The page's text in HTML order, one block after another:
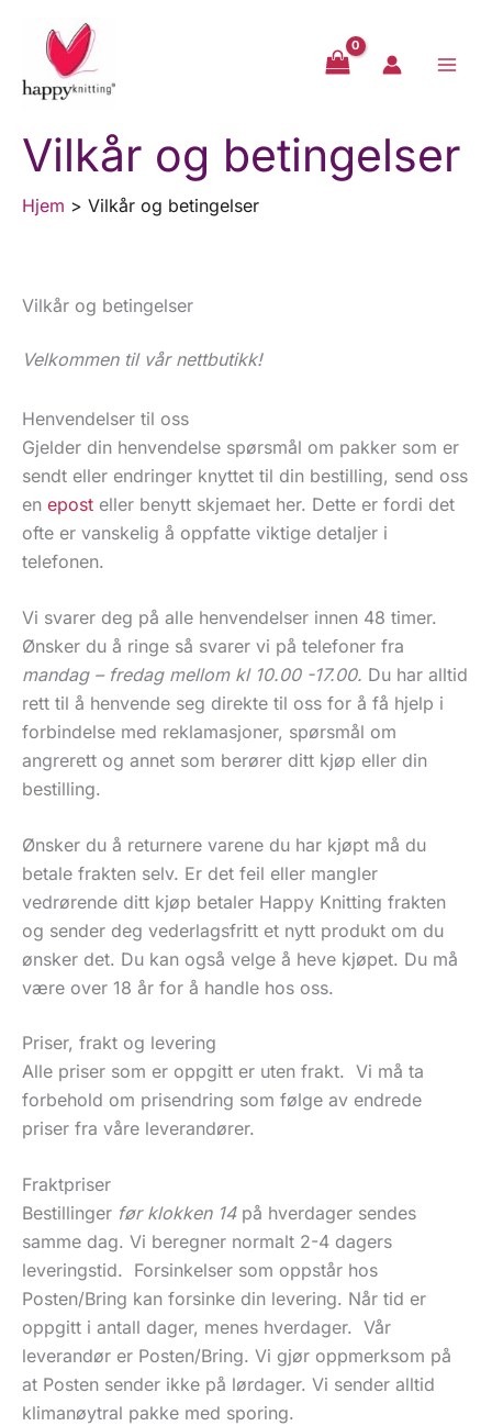
innholdet
Vilkår og betingelser
Hjem Vilkår og betingelser
Vilkår og betingelser
Velkommen til vår nettbutikk!
Henvendelser til oss
Gjelder din henvendelse spørsmål om pakker som er
sendt eller endringer knyttet til din bestilling, send oss
en epost eller benytt skjemaet her. Dette er fordi det
ofte er vanskelig å oppfatte viktige detaljer i
telefonen.
Vi svarer deg på alle henvendelser innen 48 timer.
Ønsker du å ringe så svarer vi på telefoner fra
mandag – fredag mellom kl 10.00 -17.00. Du har alltid
rett til å henvende seg direkte til oss for å få hjelp i
forbindelse med reklamasjoner, spørsmål om
angrerett og annet som berører ditt kjøp eller din
bestilling.
Ønsker du å returnere varene du har kjøpt må du
betale frakten selv. Er det feil eller mangler
vedrørende ditt kjøp betaler Happy Knitting frakten
og sender deg vederlagsfritt et nytt produkt om du
ønsker det. Du kan også velge å heve kjøpet. Du må
være over 18 år for å handle hos oss.
Priser, frakt og levering
Alle priser som er oppgitt er uten frakt. Vi må ta
forbehold om prisendring som følge av endrede
priser fra våre leverandører.
Fraktpriser
Bestillinger før klokken 14på hverdager sendes
samme dag. Vi beregner normalt 2-4 dagers
leveringstid. Forsinkelser som oppstår hos
Posten/Bring kan forsinke din levering. Når tid er
oppgitt i antall dager, menes hverdager. Vår
leverandør er Posten/Bring. Vi gjør oppmerksom på
at Posten sender ikke på lørdager. Vi sender alltid
klimanøytral pakke med sporing.